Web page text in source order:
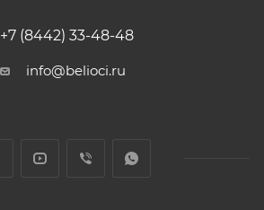
+7 (8442) 33-48-48
info@belioci.ru